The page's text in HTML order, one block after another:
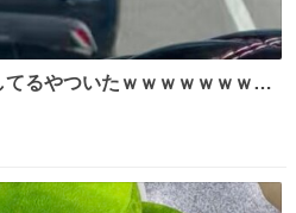
るやついたｗｗｗｗｗｗｗｗ